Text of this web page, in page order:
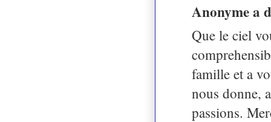
Anonyme a
Que le ciel
famille et a
nous donne,
passions.